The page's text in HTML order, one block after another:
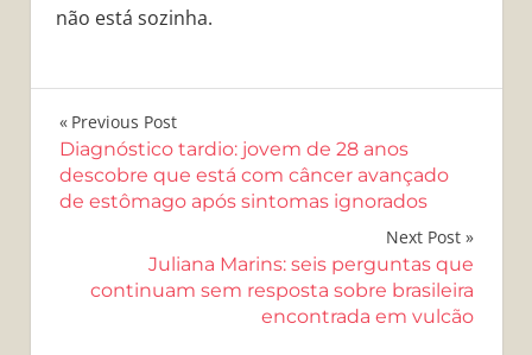
não está sozinha.
Navegação
de
Post
Previous Post
Diagnóstico tardio: jovem de 28 anos
descobre que está com câncer avançado
de estômago após sintomas ignorados
Next Post
Juliana Marins: seis perguntas que
continuam sem resposta sobre brasileira
encontrada em vulcão